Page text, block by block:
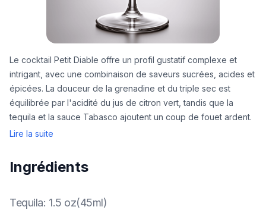
Le cocktail Petit Diable offre un profil gustatif complexe et
intrigant, avec une combinaison de saveurs sucrées, acides et
épicées. La douceur de la grenadine et du triple sec est
équilibrée par l'acidité du jus de citron vert, tandis que la
tequila et la sauce Tabasco ajoutent un coup de fouet ardent.
Lire la suite
Ingrédients
Tequila: 1.5 oz(45ml)